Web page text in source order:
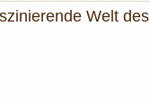
Welt